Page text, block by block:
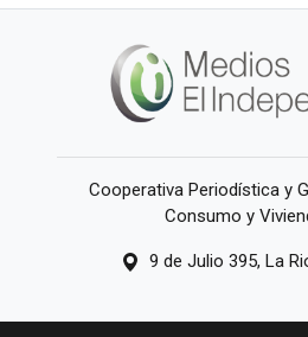
Cooperativa Periodística y
Consumo y
9 de Julio 395, La